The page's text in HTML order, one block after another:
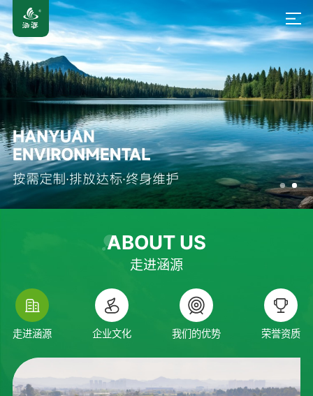
ABOUT US
走进涵源
走进涵源 企业文化 我们的优势 荣誉资质